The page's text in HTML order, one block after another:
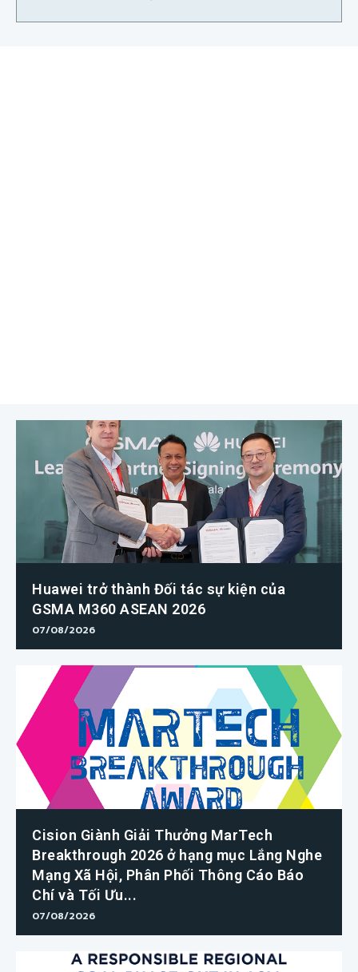
Huawei trở thành Đối tác sự kiện của
GSMA M360 ASEAN 2026
07/08/2026
Cision Giành Giải Thưởng MarTech
Breakthrough 2026 ở hạng mục Lắng Nghe
Mạng Xã Hội, Phân Phối Thông Cáo Báo
Chí và Tối Ưu...
07/08/2026